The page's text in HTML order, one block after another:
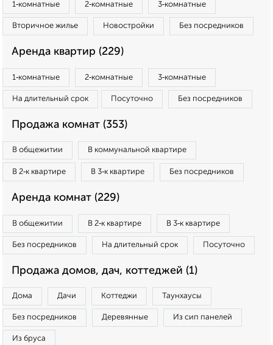
1‑комнатные 2‑комнатные 3‑комнатные
Вторичное жилье Новостройки Без посредников
Аренда квартир (229)
1‑комнатные 2‑комнатные 3‑комнатные
На длительный срок Посуточно Без посредников
Продажа комнат (353)
В общежитии В коммунальной квартире
В 2‑к квартире В 3‑к квартире Без посредников
Аренда комнат (229)
В общежитии В 2‑к квартире В 3‑к квартире
Без посредников На длительный срок Посуточно
Продажа домов, дач, коттеджей (1)
Дома Дачи Коттеджи Таунхаусы
Без посредников Деревянные Из сип панелей
Из бруса